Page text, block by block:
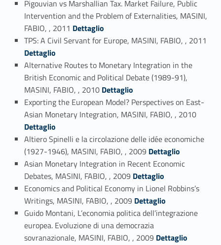
Pigouvian vs Marshallian Tax. Market Failure, Public
Intervention and the Problem of Externalities, MASINI,
FABIO, , 2011 Link identifier #identifier_person_191724-53
Dettaglio
TPS: A Civil Servant for Europe, MASINI, FABIO, , 2011
Dettaglio
Alternative Routes to Monetary Integration in the
British Economic and Political Debate (1989-91),
MASINI, FABIO, , 2010 Link identifier #identifier_person_134304-55
Dettaglio
Exporting the European Model? Perspectives on East-
Asian Monetary Integration, MASINI, FABIO, , 2010
Dettaglio
Altiero Spinelli e la circolazione delle idée economiche
(1927-1946), MASINI, FABIO, , 2009 Link identifier #identifier_person_115932-57
Dettaglio
Asian Monetary Integration in Recent Economic
Debates, MASINI, FABIO, , 2009 Link identifier #identifier_person_38443-58
Dettaglio
Economics and Political Economy in Lionel Robbins’s
Writings, MASINI, FABIO, , 2009Link identifier #identifier_person_171703-59Dettaglio
Guido Montani, L’economia politica dell’integrazione
europea. Evoluzione di una democrazia
sovranazionale, MASINI, FABIO, , 2009 Link identifier #identifier_person_13661-60
Dettaglio